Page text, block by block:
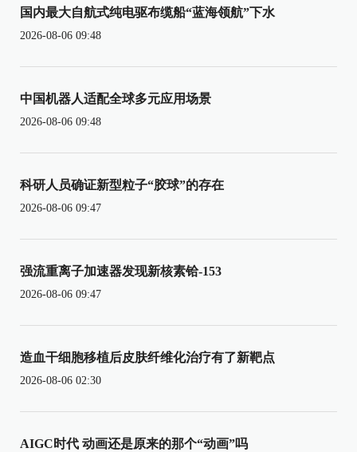
国内最大自航式纯电驱布缆船“蓝海领航”下水
2026-08-06 09:48
中国机器人适配全球多元应用场景
2026-08-06 09:48
科研人员确证新型粒子“胶球”的存在
2026-08-06 09:47
强流重离子加速器发现新核素铪-153
2026-08-06 09:47
造血干细胞移植后皮肤纤维化治疗有了新靶点
2026-08-06 02:30
AIGC时代 动画还是原来的那个“动画”吗